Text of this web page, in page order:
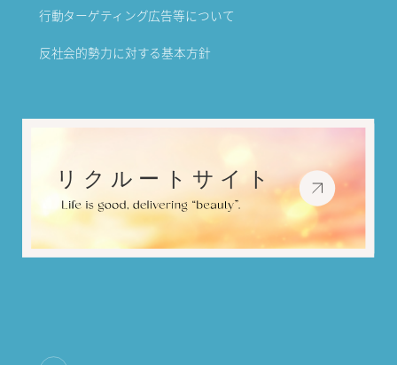
行動ターゲティング広告等について
反社会的勢力に対する基本方針